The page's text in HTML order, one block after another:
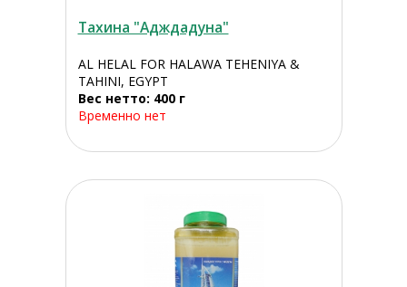
Тахина "Адждадуна"
AL HELAL FOR HALAWA TEHENIYA &
TAHINI, EGYPT
Вес нетто: 400 г
Временно нет